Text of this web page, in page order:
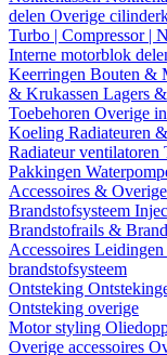
delen Overige
Turbo | Compressor |
Interne motorblok
Keerringen Bouten &
& Krukassen Lagers
Toebehoren Overige
Koeling Radiateuren
Radiateur ventilatoren
Pakkingen
Accessoires &
Brandstofsysteem
Brandstofrails &
Accessoires Leidingen
brandstofsysteem
Ontsteking
Ontsteking overige
Motor styling
Overige accessoires